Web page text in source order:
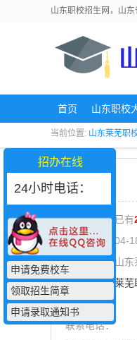
山东职校招生网，山
首页 山东职校
当前位置: 山东莱芜职
专业人气：已有
更新日期：04-
所在地域：山东
学校名称：莱
联 系 人：
联系电话：
招办在线
24小时电话：
申请免费校车
领取招生简章
申请录取通知书